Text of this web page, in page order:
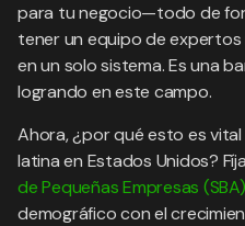
para tu negocio—todo de
tener un equipo de
en un solo sistema. Es una
logrando en este campo.
Ahora, ¿por qué esto es
latina en Estados Unidos?
de Pequeñas Empresas (SBA)
demográfico con el